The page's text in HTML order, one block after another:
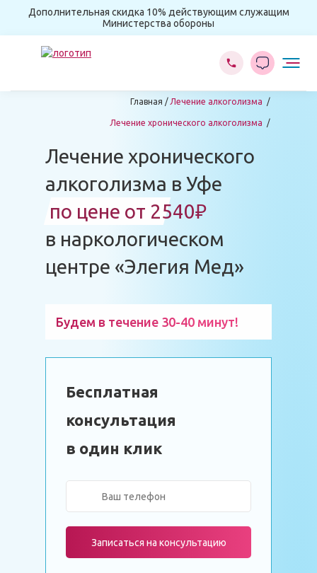
Дополнительная скидка 10% действующим служащим
Министерства обороны
Главная Лечение алкоголизма
Лечение хронического алкоголизма
Лечение хронического
алкоголизма в Уфе
по цене от 2540₽
в наркологическом
центре «Элегия Мед»
Будем в течение 30-40 минут!
Бесплатная
консультация
в один клик
Записаться на консультацию